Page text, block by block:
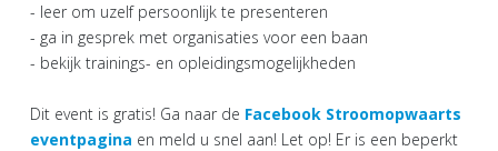
- leer om uzelf persoonlijk te presenteren
- ga in gesprek met organisaties voor een baan
- bekijk trainings- en opleidingsmogelijkheden
Dit event is gratis! Ga naar de Facebook Stroomopwaarts
eventpagina en meld u snel aan! Let op! Er is een beperkt